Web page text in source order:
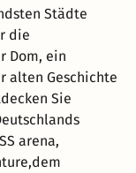
Städte
die
Dom, ein
alten Geschichte
Sie
arena,